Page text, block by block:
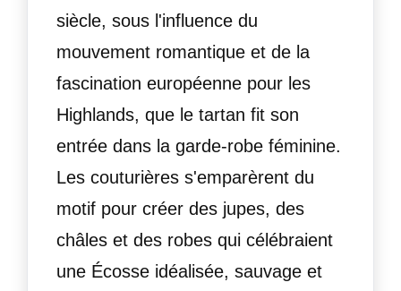
siècle, sous l'influence du
mouvement romantique et de la
fascination européenne pour les
Highlands, que le tartan fit son
entrée dans la garde-robe féminine.
Les couturières s'emparèrent du
motif pour créer des jupes, des
châles et des robes qui célébraient
une Écosse idéalisée, sauvage et